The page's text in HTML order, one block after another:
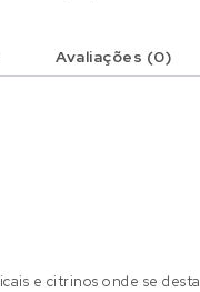
Avaliações (0)
e citrinos onde se